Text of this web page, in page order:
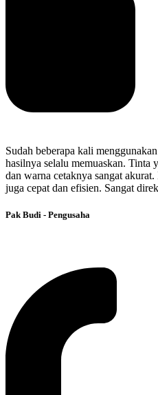
Sudah beberapa kali
hasilnya selalu memuaskan. Tinta
dan warna cetaknya sangat
juga cepat dan efisien. Sangat
Pak Budi - Pengusaha